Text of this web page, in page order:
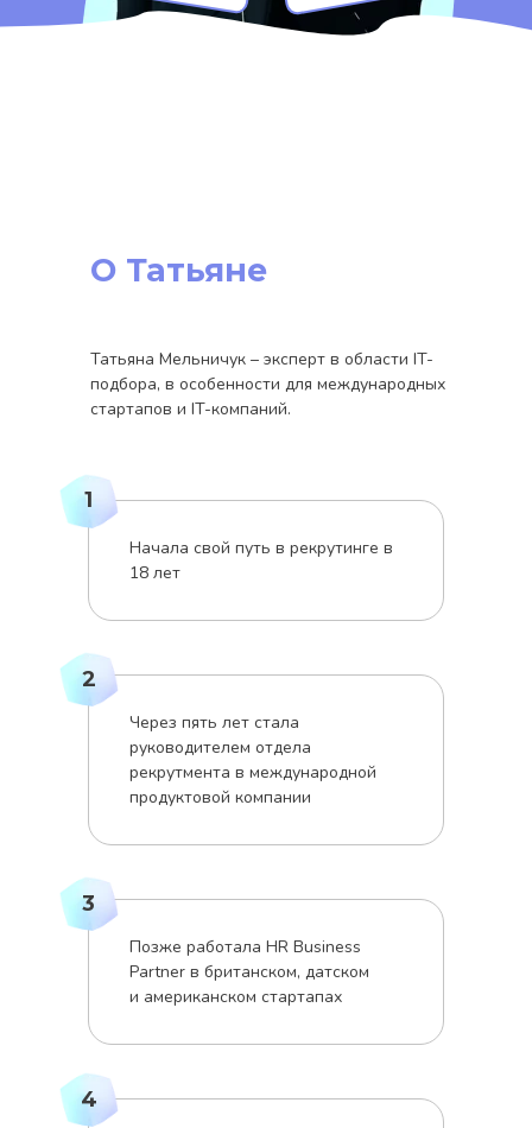
О Татьяне
Татьяна Мельничук – эксперт в области IT-
подбора, в особенности для международных
стартапов и IT-компаний.
Начала свой путь в рекрутинге в
18 лет
Через пять лет стала
руководителем отдела
рекрутмента в международной
продуктовой компании
Позже работала HR Business
Partner в британском, датском
и американском стартапах
1
2
3
4